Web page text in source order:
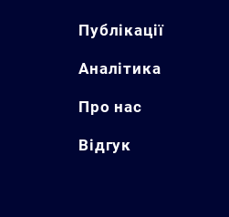
Публікації
Аналітика
Про нас
Відгук